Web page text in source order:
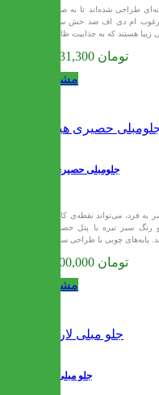
طراحی شده‌اند تا به صورت
مرغوب ام دی اف ضد خش ساخته
25,431,300 تومان
مشاهده
جلومبلی حصیری هیوا
فرد، می‌تواند نقطه‌ی کانونی
سبز تیره با پنل حصیری،
26,100,000 تومان
مشاهده
جلو مبلی لارن